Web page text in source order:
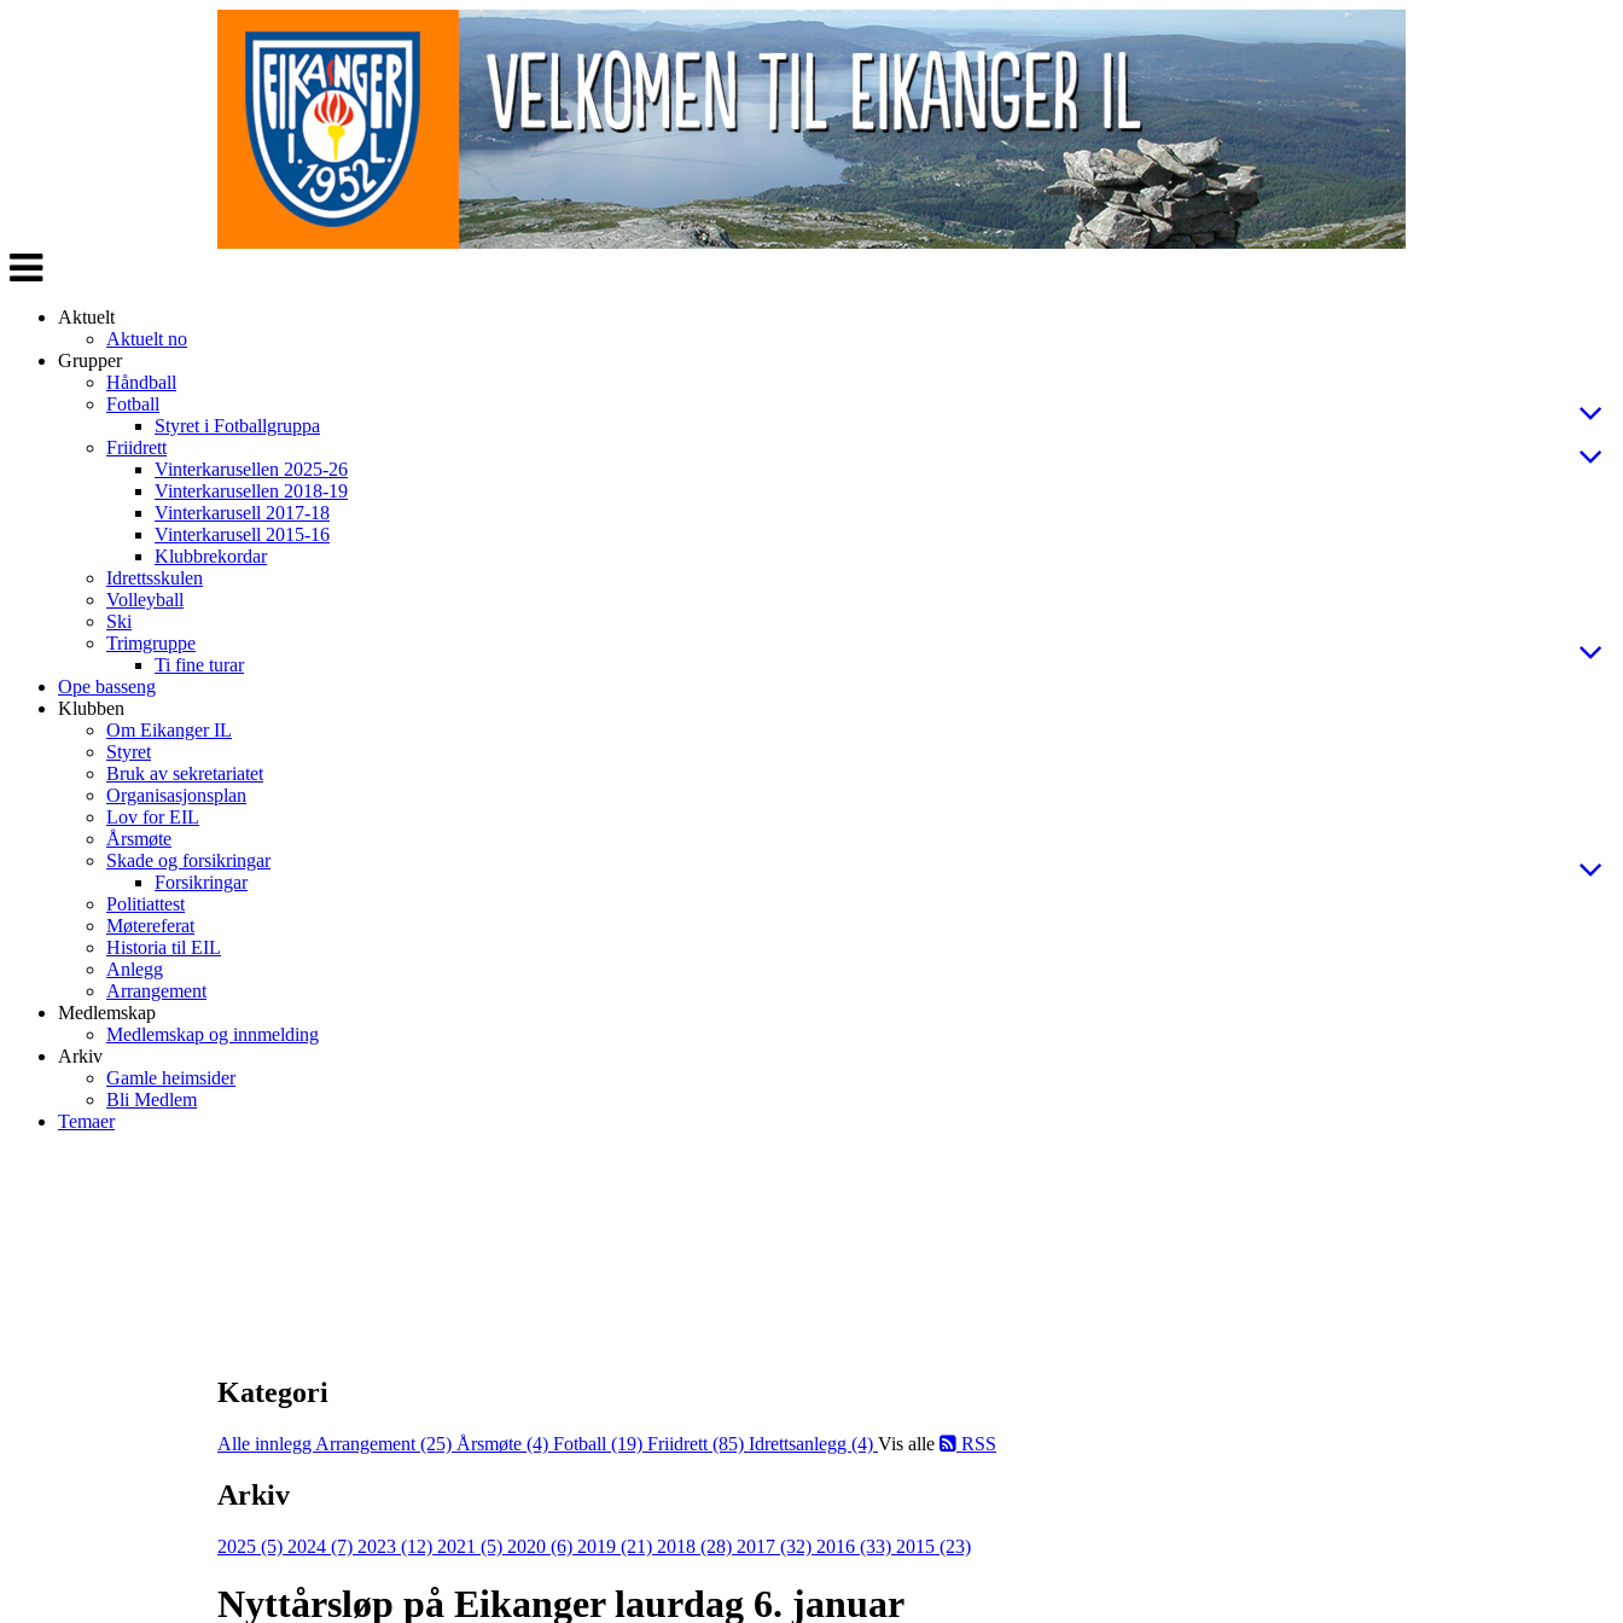
Veksle
navigasjon
Aktuelt
Aktuelt no
Grupper
Håndball
Fotball
Styret i Fotballgruppa
Friidrett
Vinterkarusellen 2025-26
Vinterkarusellen 2018-19
Vinterkarusell 2017-18
Vinterkarusell 2015-16
Klubbrekordar
Idrettsskulen
Volleyball
Ski
Trimgruppe
Ti fine turar
Ope basseng
Klubben
Om Eikanger IL
Styret
Bruk av sekretariatet
Organisasjonsplan
Lov for EIL
Årsmøte
Skade og forsikringar
Forsikringar
Politiattest
Møtereferat
Historia til EIL
Anlegg
Arrangement
Medlemskap
Medlemskap og innmelding
Arkiv
Gamle heimsider
Bli Medlem
Temaer
Kategori
Alle innlegg Arrangement (25) Årsmøte (4) Fotball (19) Friidrett (85) Idrettsanlegg (4) Vis alle RSS
Arkiv
2025 (5) 2024 (7) 2023 (12) 2021 (5) 2020 (6) 2019 (21) 2018 (28) 2017 (32) 2016 (33) 2015 (23)
Nyttårsløp på Eikanger laurdag 6. januar